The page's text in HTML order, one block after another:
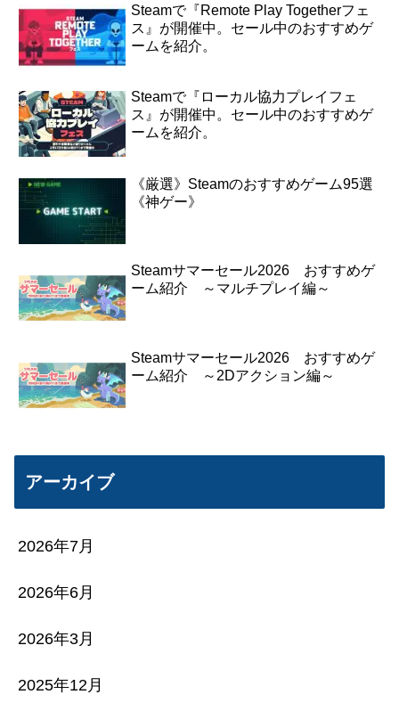
Steamで『Remote Play Togetherフェ
ス』が開催中。セール中のおすすめゲ
ームを紹介。
Steamで『ローカル協力プレイフェ
ス』が開催中。セール中のおすすめゲ
ームを紹介。
《厳選》Steamのおすすめゲーム95選
《神ゲー》
Steamサマーセール2026 おすすめゲ
ーム紹介 ～マルチプレイ編～
Steamサマーセール2026 おすすめゲ
ーム紹介 ～2Dアクション編～
アーカイブ
2026年7月
2026年6月
2026年3月
2025年12月